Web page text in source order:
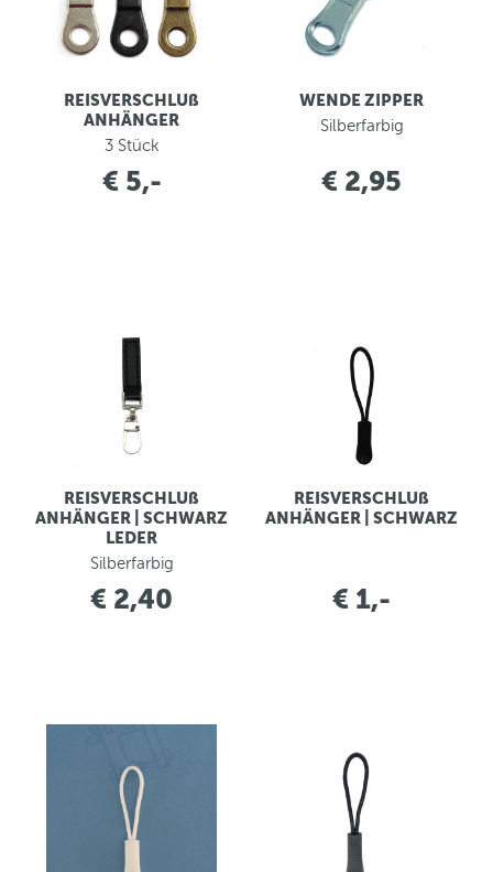
REISVERSCHLUß
ANHÄNGER
3 Stück
€ 5,-
WENDE ZIPPER
Silberfarbig
€ 2,95
REISVERSCHLUß
ANHÄNGER | SCHWARZ
LEDER
Silberfarbig
€ 2,40
REISVERSCHLUß
ANHÄNGER | SCHWARZ
€ 1,-